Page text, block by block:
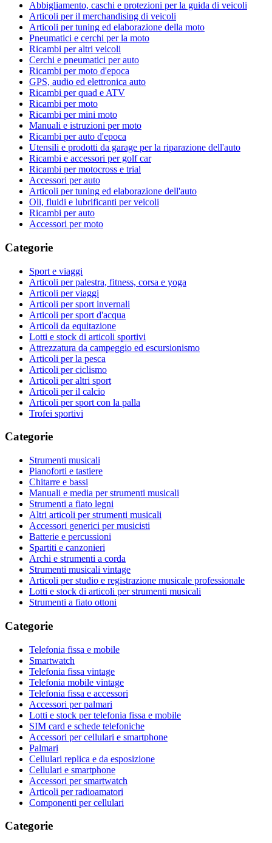
Abbigliamento, caschi e protezioni per la guida di veicoli
Articoli per il merchandising di veicoli
Articoli per tuning ed elaborazione della moto
Pneumatici e cerchi per la moto
Ricambi per altri veicoli
Cerchi e pneumatici per auto
Ricambi per moto d'epoca
GPS, audio ed elettronica auto
Ricambi per quad e ATV
Ricambi per moto
Ricambi per mini moto
Manuali e istruzioni per moto
Ricambi per auto d'epoca
Utensili e prodotti da garage per la riparazione dell'auto
Ricambi e accessori per golf car
Ricambi per motocross e trial
Accessori per auto
Articoli per tuning ed elaborazione dell'auto
Oli, fluidi e lubrificanti per veicoli
Ricambi per auto
Accessori per moto
Categorie
Sport e viaggi
Articoli per palestra, fitness, corsa e yoga
Articoli per viaggi
Articoli per sport invernali
Articoli per sport d'acqua
Articoli da equitazione
Lotti e stock di articoli sportivi
Attrezzatura da campeggio ed escursionismo
Articoli per la pesca
Articoli per ciclismo
Articoli per altri sport
Articoli per il calcio
Articoli per sport con la palla
Trofei sportivi
Categorie
Strumenti musicali
Pianoforti e tastiere
Chitarre e bassi
Manuali e media per strumenti musicali
Strumenti a fiato legni
Altri articoli per strumenti musicali
Accessori generici per musicisti
Batterie e percussioni
Spartiti e canzonieri
Archi e strumenti a corda
Strumenti musicali vintage
Articoli per studio e registrazione musicale professionale
Lotti e stock di articoli per strumenti musicali
Strumenti a fiato ottoni
Categorie
Telefonia fissa e mobile
Smartwatch
Telefonia fissa vintage
Telefonia mobile vintage
Telefonia fissa e accessori
Accessori per palmari
Lotti e stock per telefonia fissa e mobile
SIM card e schede telefoniche
Accessori per cellulari e smartphone
Palmari
Cellulari replica e da esposizione
Cellulari e smartphone
Accessori per smartwatch
Articoli per radioamatori
Componenti per cellulari
Categorie